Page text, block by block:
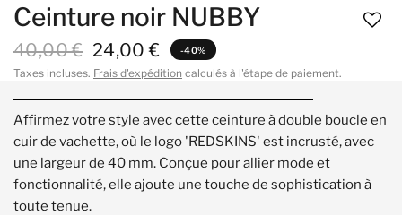
Ceinture noir NUBBY
40,00 € 24,00 € -40%
Taxes incluses. Frais d'expédition calculés à l'étape de paiement.
Affirmez votre style avec cette ceinture à double boucle en
cuir de vachette, où le logo 'REDSKINS' est incrusté, avec
une largeur de 40 mm. Conçue pour allier mode et
fonctionnalité, elle ajoute une touche de sophistication à
toute tenue.